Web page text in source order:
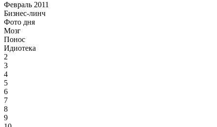
Февраль 2011
Бизнес-линч
Фото дня
Мозг
Понос
Идиотека
2
3
4
5
6
7
8
9